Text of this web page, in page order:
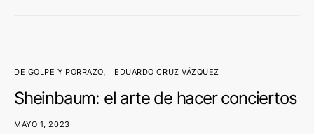
DE GOLPE Y PORRAZO EDUARDO CRUZ VÁZQUEZ
Sheinbaum: el arte de hacer conciertos
MAYO 1, 2023